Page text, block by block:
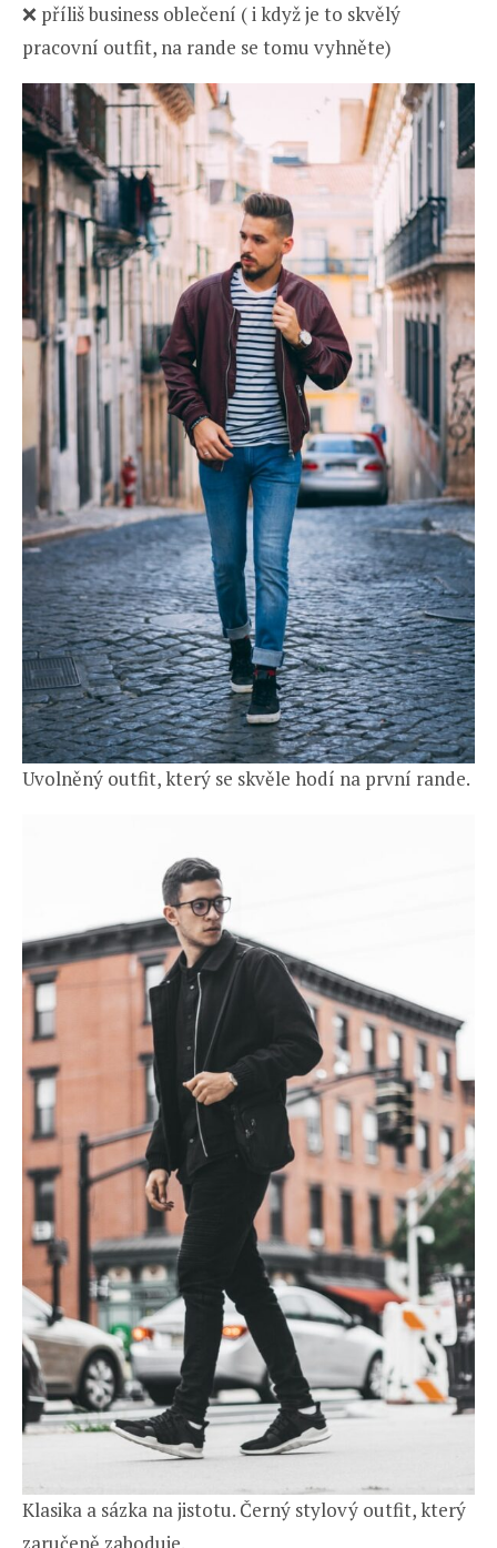
❌ příliš business oblečení ( i když je to skvělý
pracovní outfit, na rande se tomu vyhněte)
Uvolněný outfit, který se skvěle hodí na první rande.
Klasika a sázka na jistotu. Černý stylový outfit, který